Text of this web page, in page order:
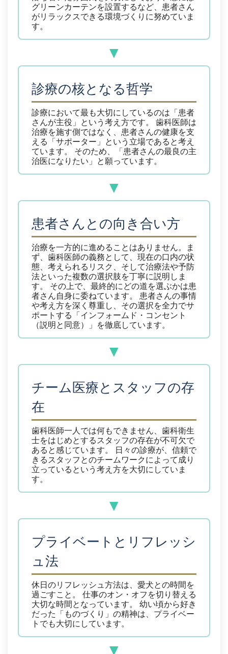
グリーンカーテンを設置するなど、患者さん
がリラックスできる環境づくりに努めていま
す。
診療の核となる哲学
診療において最も大切にしているのは「患者
さんが主役」という考え方です。 歯科医師は
治療を施す側ではなく、患者さんの健康を支
える「サポーター」という立場であると考え
ています。 そのため、「患者さんの最良の主
治医になりたい」と願っています。
患者さんとの向き合い方
治療を一方的に進めることはありません。ま
ず、歯科医師の義務として、現在の口内の状
態、考えられるリスク、そして治療法や予防
法といった複数の選択肢を丁寧に説明しま
す。 その上で、最終的にどの道を選ぶかは患
者さん自身に委ねています。 患者さんの事情
や考え方を深く尊重し、その選択を全力でサ
ポートする「インフォームド・コンセント
（説明と同意）」を徹底しています。
チーム医療とスタッフの存
在
歯科医師一人では何もできません、歯科衛生
士をはじめとするスタッフの存在が不可欠で
あると感じています。
日々の診療が、信頼で
きるスタッフとのチームワークによって成り
立っているという考え方を大切にしていま
す。
プライベートとリフレッシ
ュ法
休日のリフレッシュ方法は、愛犬との時間を
過ごすこと。 仕事のオン・オフを切り替える
大切な時間となっています。 幼い頃から好き
だった「ものづくり」の精神は、プライベー
トでも大切にしています。